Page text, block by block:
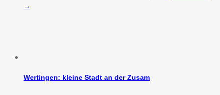
→
Wertingen: kleine Stadt an der Zusam